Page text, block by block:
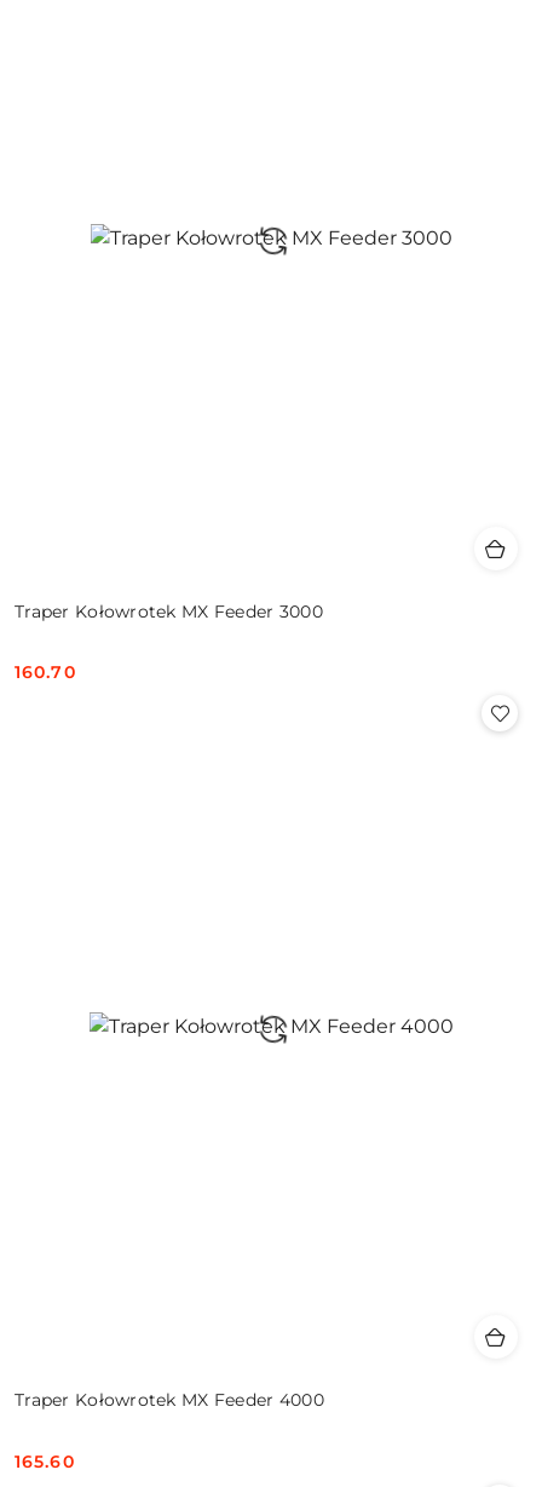
Traper Kołowrotek MX Feeder 3000
Cena:
160.70
Traper Kołowrotek MX Feeder 4000
Cena:
165.60